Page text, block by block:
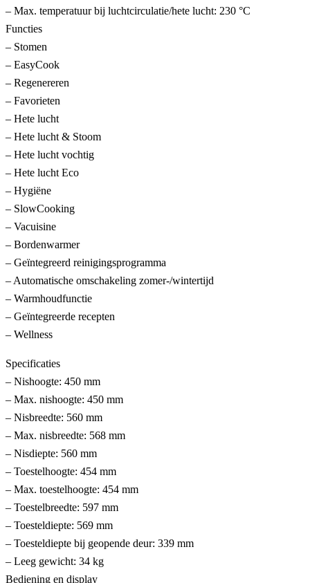
– Max. temperatuur bij luchtcirculatie/hete lucht: 230 °C
Functies
– Stomen
– EasyCook
– Regenereren
– Favorieten
– Hete lucht
– Hete lucht & Stoom
– Hete lucht vochtig
– Hete lucht Eco
– Hygiëne
– SlowCooking
– Vacuisine
– Bordenwarmer
– Geïntegreerd reinigingsprogramma
– Automatische omschakeling zomer-/wintertijd
– Warmhoudfunctie
– Geïntegreerde recepten
– Wellness
Specificaties
– Nishoogte: 450 mm
– Max. nishoogte: 450 mm
– Nisbreedte: 560 mm
– Max. nisbreedte: 568 mm
– Nisdiepte: 560 mm
– Toestelhoogte: 454 mm
– Max. toestelhoogte: 454 mm
– Toestelbreedte: 597 mm
– Toesteldiepte: 569 mm
– Toesteldiepte bij geopende deur: 339 mm
– Leeg gewicht: 34 kg
Bediening en display